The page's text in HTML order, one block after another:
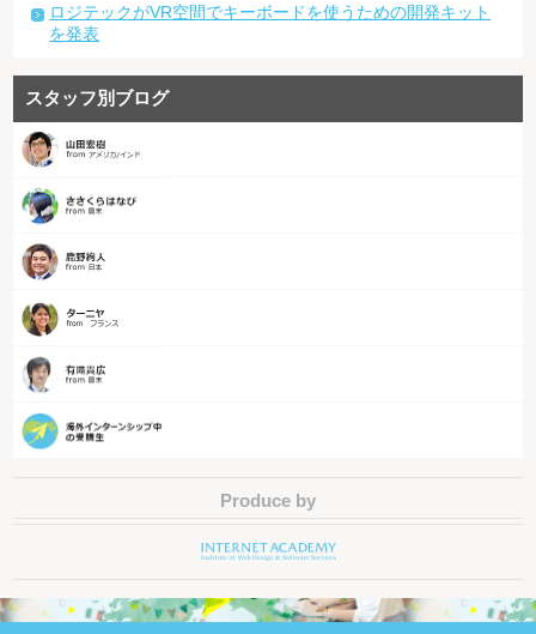
ロジテックがVR空間でキーボードを使うための開発キット
を発表
スタッフ別ブログ
Produce by